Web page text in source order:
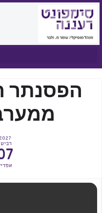
הפסנתר